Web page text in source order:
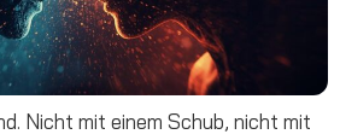
Nicht mit einem Schub, nicht mit